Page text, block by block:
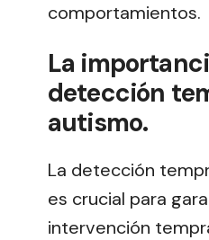
comportamientos.
La
detección
autismo.
La detección
es crucial para
intervención